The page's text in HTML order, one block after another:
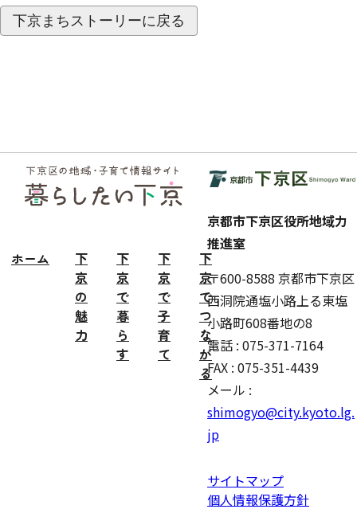
下京まちストーリーに戻る
フッ
ター
ホーム
下
京
の
魅
力
下
京
で
暮
ら
す
下
京
で
子
育
て
下
京
で
つ
な
が
る
京都市下京区役所地域力
推進室
〒600-8588 京都市下京区
西洞院通塩小路上る東塩
小路町608番地の8
電話 : 075-371-7164
FAX : 075-351-4439
メール :
shimogyo@city.kyoto.lg.
jp
サイトマップ
個人情報保護方針